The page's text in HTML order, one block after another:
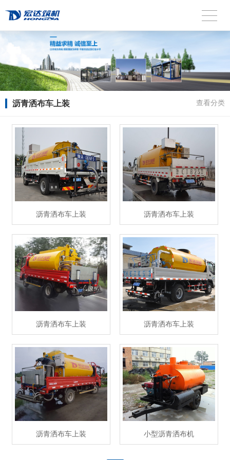
沥青洒布车上装 查看分类
沥青洒布车上装 沥青洒布车上装
沥青洒布车上装 沥青洒布车上装
沥青洒布车上装 小型沥青洒布机